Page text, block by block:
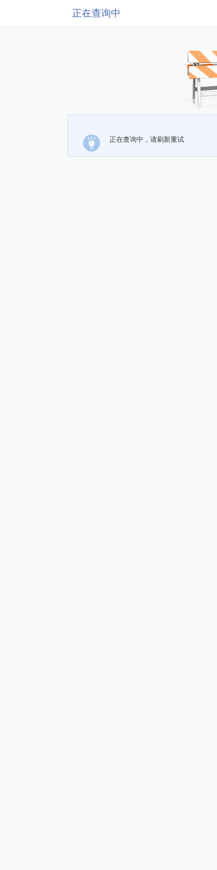
正在查询中
正在查询中，请刷新重试